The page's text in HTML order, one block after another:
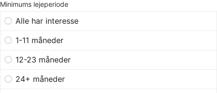
Minimums lejeperiode
Alle har interesse
1-11 måneder
12-23 måneder
24+ måneder